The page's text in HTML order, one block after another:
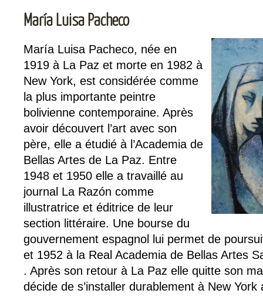
María Luisa Pacheco
María Luisa Pacheco, née en
1919 à La Paz et morte en 1982 à
New York, est considérée comme
la plus importante peintre
bolivienne contemporaine. Après
avoir découvert l’art avec son
père, elle a étudié à l’Academia de
Bellas Artes de La Paz. Entre
1948 et 1950 elle a travaillé au
journal La Razón comme
illustratrice et éditrice de leur
section littéraire. Une bourse du
gouvernement espagnol lui permet de
et 1952 à la Real Academia de Bellas Artes
. Après son retour à La Paz elle quitte son
décide de s’installer durablement à New